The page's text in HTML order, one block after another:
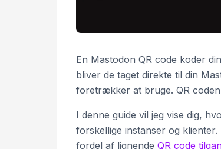
En Mastodon QR code koder
bliver de taget direkte til din
foretrækker at bruge. QR
I denne guide vil jeg vise dig,
forskellige instanser og
fordel af lignende QR code